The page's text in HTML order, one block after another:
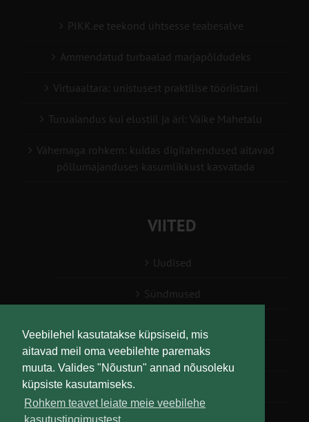
Veebilehel kasutatakse küpsiseid, mis
aitavad meil oma veebilehte paremaks
muuta. Valides "Nõustun" annad nõusoleku
küpsiste kasutamiseks.
Rohkem teavet leiate meie veebilehe
PIKK.ee teekond ühtsesse teabesalve
Ammendatud turbaalad marjapõldudeks
Virtuaaltara: unistusest praktilise tööriistani
Turuaiandus kui elustiil ja äri: Väike Mahetalu
Vähemaga rohkem: kuidas digilahendused aitavad
põllumajanduses kasumlikkust kasvatada
VIITED
Uudised
Sündmused
Teabesalv
Liitu uudiskirjaga